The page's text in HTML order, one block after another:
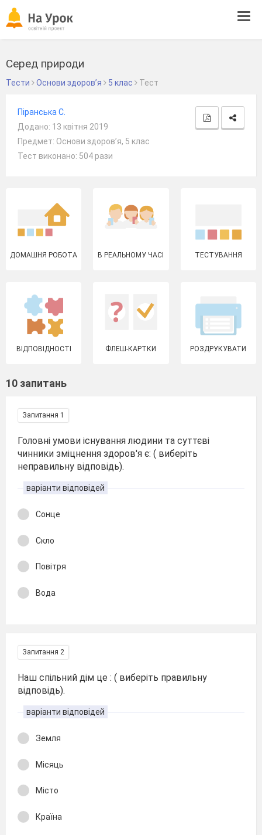
Серед природи
Тести Основи здоров’я 5 клас Тест
Піранська С.
Додано: 13 квітня 2019
Предмет: Основи здоров’я, 5 клас
Тест виконано: 504 рази
ДОМАШНЯ РОБОТА В РЕАЛЬНОМУ ЧАСІ ТЕСТУВАННЯ
ВІДПОВІДНОСТІ ФЛЕШ-КАРТКИ РОЗДРУКУВАТИ
10 запитань
Запитання 1
Головні умови існування людини та суттєві
чинники зміцнення здоров'я є: ( виберіть
неправильну відповідь).
варіанти відповідей
Сонце
Скло
Повітря
Вода
Запитання 2
Наш спільний дім це : ( виберіть правильну
відповідь).
варіанти відповідей
Земля
Місяць
Місто
Країна